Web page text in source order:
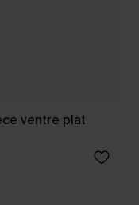
ventre plat